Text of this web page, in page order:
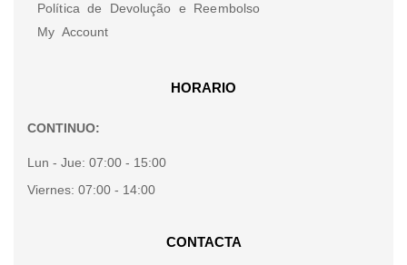
Política de Devolução e Reembolso
My Account
HORARIO
CONTINUO:
Lun - Jue: 07:00 - 15:00
Viernes: 07:00 - 14:00
CONTACTA